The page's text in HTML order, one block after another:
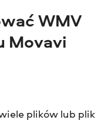
WMV
Movavi
plików lub plik